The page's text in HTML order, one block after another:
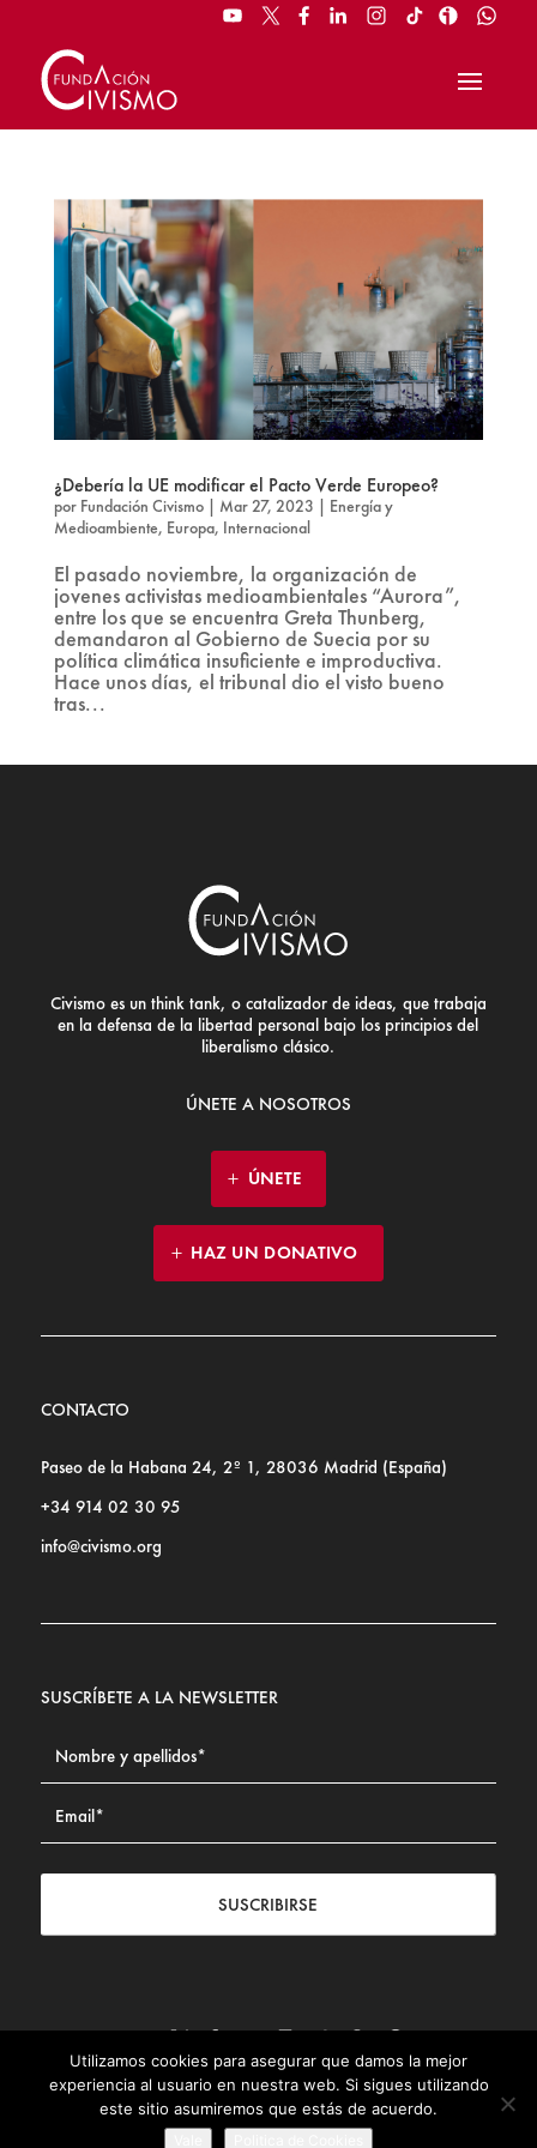
¿Debería la UE modificar el Pacto Verde Europeo?
por Fundación Civismo| Mar 27, 2023
Energía y
Medioambiente, Europa, Internacional
El pasado noviembre, la organización de
jovenes activistas medioambientales “Aurora”,
entre los que se encuentra Greta Thunberg,
demandaron al Gobierno de Suecia por su
política climática insuficiente e improductiva.
Hace unos días, el tribunal dio el visto bueno
tras...
Civismo es un think tank, o catalizador de ideas, que trabaja
en la defensa de la libertad personal bajo los principios del
liberalismo clásico.
ÚNETE A NOSOTROS
ÚNETE
HAZ UN DONATIVO
CONTACTO
Paseo de la Habana 24, 2º 1, 28036 Madrid (España)
+34 914 02 30 95
info@civismo.org
SUSCRÍBETE A LA NEWSLETTER
SUSCRIBIRSE
Contacto|Aviso legal| Política de privacidad| Política de
Cookies
© Fundación Civismo 2025
Utilizamos cookies para asegurar que damos la mejor
experiencia al usuario en nuestra web. Si sigues utilizando
este sitio asumiremos que estás de acuerdo.